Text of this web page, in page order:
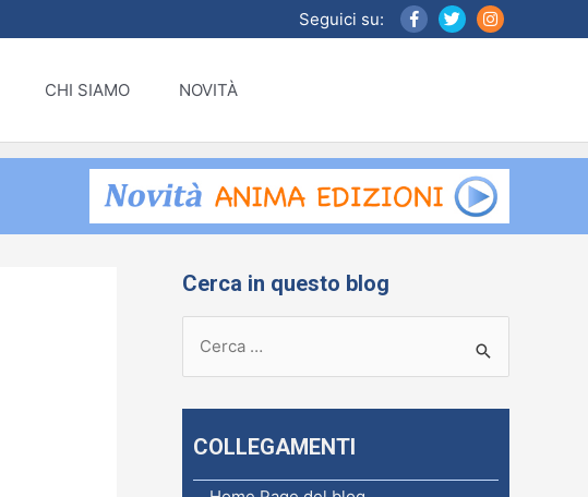
Seguici su:
CHI SIAMO NOVITÀ
Cerca in questo blog
COLLEGAMENTI